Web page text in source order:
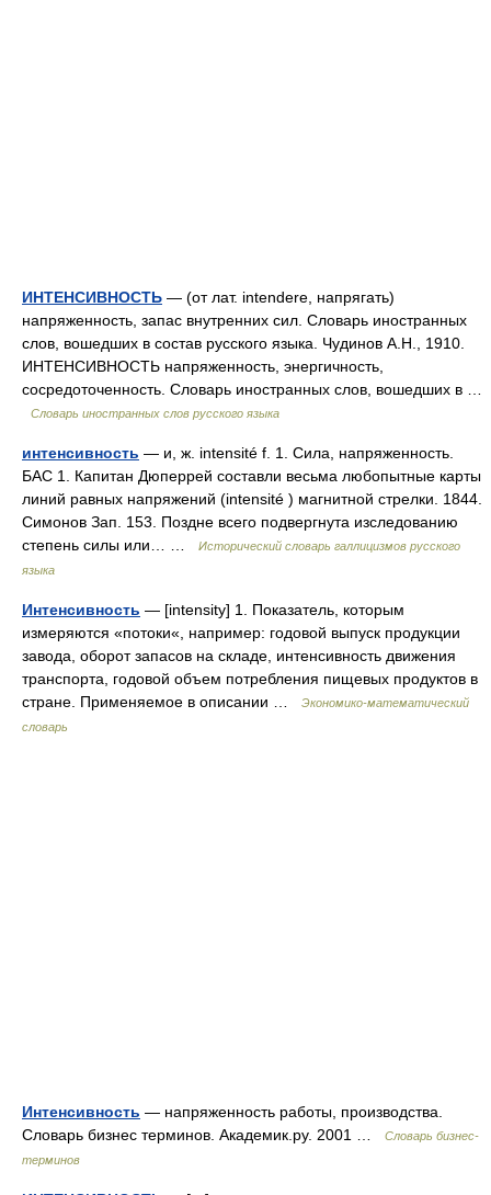
ИНТЕНСИВНОСТЬ — (от лат. intendere, напрягать)
напряженность, запас внутренних сил. Словарь иностранных
слов, вошедших в состав русского языка. Чудинов А.Н., 1910.
ИНТЕНСИВНОСТЬ напряженность, энергичность,
сосредоточенность. Словарь иностранных слов, вошедших в …
Словарь иностранных слов русского языка
интенсивность — и, ж. intensité f. 1. Сила, напряженность.
БАС 1. Капитан Дюперрей составли весьма любопытные карты
линий равных напряжений (intensité ) магнитной стрелки. 1844.
Симонов Зап. 153. Поздне всего подвергнута изследованию
степень силы или… …
Исторический словарь галлицизмов русского
языка
Интенсивность — [intensity] 1. Показатель, которым
измеряются «потоки«, например: годовой выпуск продукции
завода, оборот запасов на складе, интенсивность движения
транспорта, годовой объем потребления пищевых продуктов в
стране. Применяемое в описании …
Экономико-математический
словарь
Интенсивность — напряженность работы, производства.
Словарь бизнес терминов. Академик.ру. 2001 …
Словарь бизнес-
терминов